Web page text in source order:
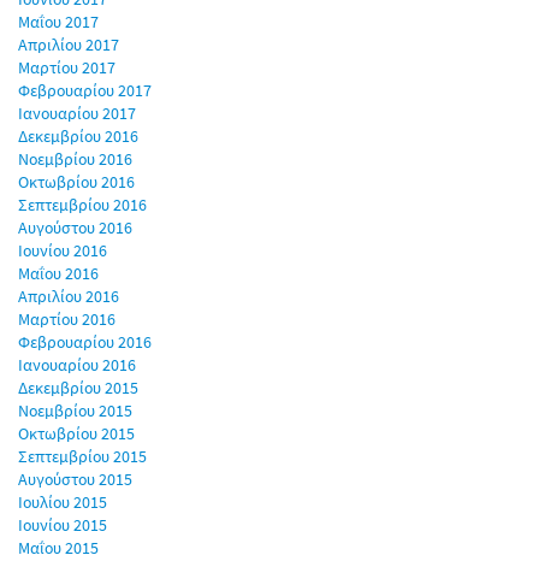
Μαΐου 2017
Απριλίου 2017
Μαρτίου 2017
Φεβρουαρίου 2017
Ιανουαρίου 2017
Δεκεμβρίου 2016
Νοεμβρίου 2016
Οκτωβρίου 2016
Σεπτεμβρίου 2016
Αυγούστου 2016
Ιουνίου 2016
Μαΐου 2016
Απριλίου 2016
Μαρτίου 2016
Φεβρουαρίου 2016
Ιανουαρίου 2016
Δεκεμβρίου 2015
Νοεμβρίου 2015
Οκτωβρίου 2015
Σεπτεμβρίου 2015
Αυγούστου 2015
Ιουλίου 2015
Ιουνίου 2015
Μαΐου 2015